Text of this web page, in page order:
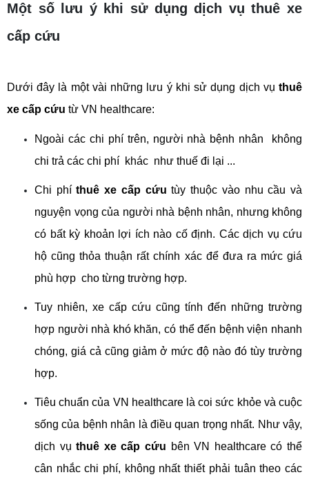
Một số lưu ý khi sử dụng dịch vụ thuê xe
cấp cứu
Dưới đây là một vài những lưu ý khi sử dụng dịch vụ thuê
xe cấp cứu từ VN healthcare:
Ngoài các chi phí trên, người nhà bệnh nhân  không
chi trả các chi phí  khác  như thuế đi lại ...
Chi phí thuê xe cấp cứu tùy thuộc vào nhu cầu và
nguyện vọng của người nhà bệnh nhân, nhưng không
có bất kỳ khoản lợi ích nào cố định. Các dịch vụ cứu
hộ cũng thỏa thuận rất chính xác để đưa ra mức giá
phù hợp  cho từng trường hợp.
Tuy nhiên, xe cấp cứu cũng tính đến những trường
hợp người nhà khó khăn, có thể đến bệnh viện nhanh
chóng, giá cả cũng giảm ở mức độ nào đó tùy trường
hợp.
Tiêu chuẩn của VN healthcare là coi sức khỏe và cuộc
sống của bệnh nhân là điều quan trọng nhất. Như vậy,
dịch vụ thuê xe cấp cứu bên VN healthcare có thể
cân nhắc chi phí, không nhất thiết phải tuân theo các